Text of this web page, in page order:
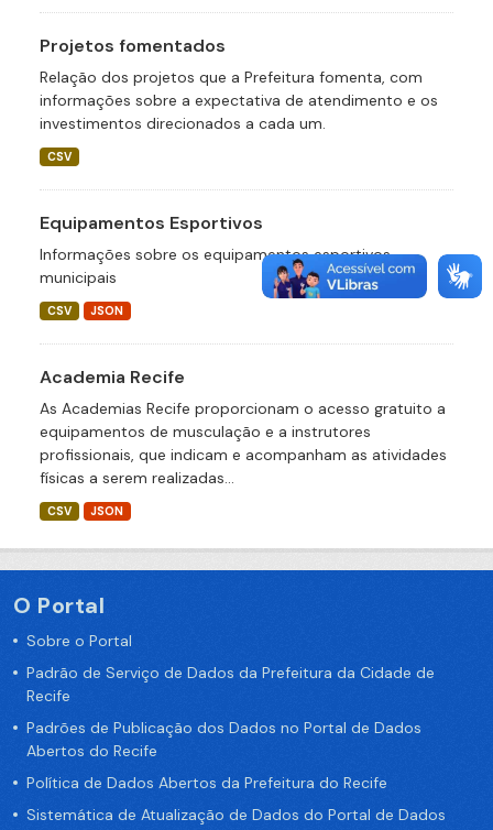
Projetos fomentados
Relação dos projetos que a Prefeitura fomenta, com
informações sobre a expectativa de atendimento e os
investimentos direcionados a cada um.
CSV
Equipamentos Esportivos
Informações sobre os equipamentos esportivos
municipais
CSV JSON
Academia Recife
As Academias Recife proporcionam o acesso gratuito a
equipamentos de musculação e a instrutores
profissionais, que indicam e acompanham as atividades
físicas a serem realizadas...
CSV JSON
O Portal
Sobre o Portal
Padrão de Serviço de Dados da Prefeitura da Cidade de
Recife
Padrões de Publicação dos Dados no Portal de Dados
Abertos do Recife
Política de Dados Abertos da Prefeitura do Recife
Sistemática de Atualização de Dados do Portal de Dados